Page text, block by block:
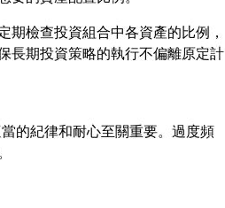
期檢查投資組合中各資產的比例，
長期投資策略的執行不偏離原定計
的紀律和耐心至關重要。過度頻